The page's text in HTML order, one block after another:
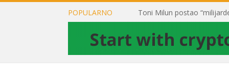
POPULARNO